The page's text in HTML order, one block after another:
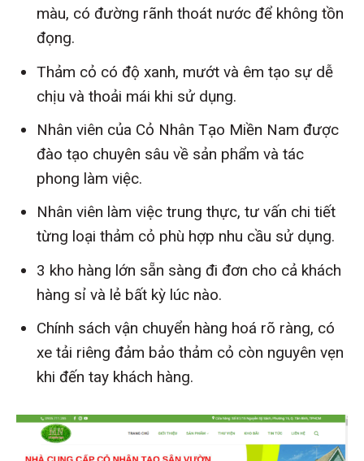
màu, có đường rãnh thoát nước để không tồn
đọng.
Thảm cỏ có độ xanh, mướt và êm tạo sự dễ
chịu và thoải mái khi sử dụng.
Nhân viên của Cỏ Nhân Tạo Miền Nam được
đào tạo chuyên sâu về sản phẩm và tác
phong làm việc.
Nhân viên làm việc trung thực, tư vấn chi tiết
từng loại thảm cỏ phù hợp nhu cầu sử dụng.
3 kho hàng lớn sẵn sàng đi đơn cho cả khách
hàng sỉ và lẻ bất kỳ lúc nào.
Chính sách vận chuyển hàng hoá rõ ràng, có
xe tải riêng đảm bảo thảm cỏ còn nguyên vẹn
khi đến tay khách hàng.